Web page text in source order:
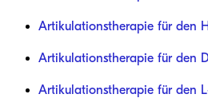
Artikulationstherapie für den
Artikulationstherapie für den
Artikulationstherapie für den